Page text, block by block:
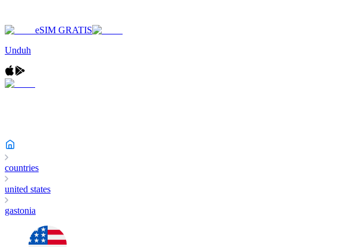
eSIM GRATIS
Unduh
countries
united states
gastonia